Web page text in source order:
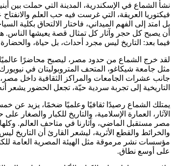
نشأ الشماع في الإسكندرية، المدينة التي حملت بين
فيكتوريا العريقة، التي غرست فيه حب العلم
بل امتد إلى الفهم الميداني، فاختار الالتحاق بكلية
أن يصبح كل حجر وآثار كل تمثال قصة يعيشها الناس.
فيما بعد: التاريخ ليس مجرد أحداث، بل حياة،
لقد خرج الشماع من حدود مصر، ليصبح محاضرًا عالميًا
مثل جامعة شيكاغو، المتحف المتروبوليتان في
جانب عشرات الجامعات والمراكز الثقافية داخل
التاريخية إلى تجربة سردية حيّة، تجعل الحضور يشعر
يمتلك الشماع رصيدًا ثقافيًا وعلميًا ضخمًا، يزيد عن
مصر مستقبل الماضي، وآثارنا في متاحف العالم.
والخرائط والقطع الأثرية، ليشعر القارئ أن
مؤسسات نشر مرموقة مثل الهيئة المصرية العامة
على أوسع نطاق.